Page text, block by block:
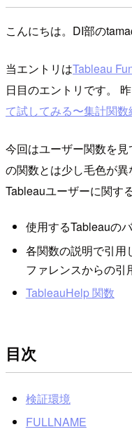
こんにちは。DI部の
当エントリはTableau
日目のエントリです。
て試してみる〜集計関
今回はユーザー関数を
の関数とは少し毛色が
Tableauユーザーに関す
使用するTableauの
各関数の説明で引用
ファレンスからの引
TableauHelp 関数
目次
検証環境
FULLNAME